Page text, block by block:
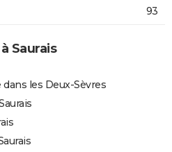
93
Saurais
les Deux-Sèvres